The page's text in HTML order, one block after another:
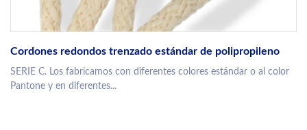
Cordones redondos trenzado estándar de polipropileno
SERIE C. Los fabricamos con diferentes colores estándar o al color
Pantone y en diferentes...